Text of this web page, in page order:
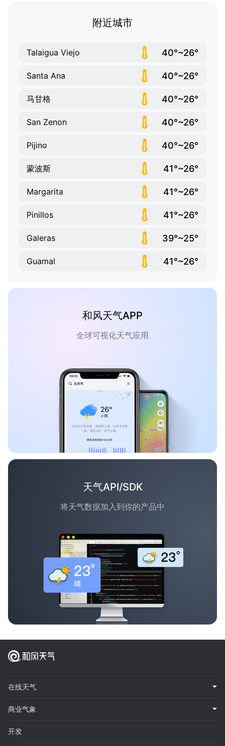
附近城市
Talaigua Viejo 40°~26°
Santa Ana 40°~26°
马甘格 40°~26°
San Zenon 40°~26°
Pijino 40°~26°
蒙波斯 41°~26°
Margarita 41°~26°
Pinillos 41°~26°
Galeras 39°~25°
Guamal 41°~26°
和风天气APP
全球可视化天气应用
天气API/SDK
将天气数据加入到你的产品中
在线天气
商业气象
开发